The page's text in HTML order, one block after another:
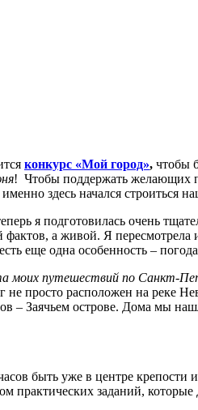
конкурс «Мой город», чтобы
! Чтобы поддержать желающих
именно здесь начался строиться
я подготовилась очень
фактов, а живой. Я
еще одна особенность –
моих путешествий по Санкт-
просто расположен на реке
– Заячьем острове. Дома мы
быть уже в центре
практических заданий,